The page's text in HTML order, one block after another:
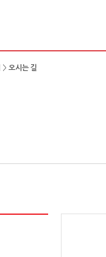
> 오시는 길